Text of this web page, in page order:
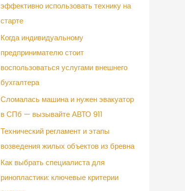
эффективно использовать технику на
старте
Когда индивидуальному
предпринимателю стоит
воспользоваться услугами внешнего
бухгалтера
Сломалась машина и нужен эвакуатор
в СПб — вызывайте АВТО 911
Технический регламент и этапы
возведения жилых объектов из бревна
Как выбрать специалиста для
ринопластики: ключевые критерии